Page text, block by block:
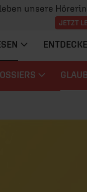
unsere
JETZT